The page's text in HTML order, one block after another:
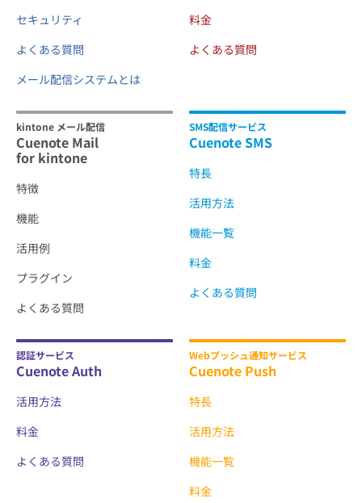
セキュリティ
よくある質問
メール配信システムとは
料金
よくある質問
kintone メール配信
Cuenote Mail
for kintone
特徴
機能
活用例
プラグイン
よくある質問
SMS配信サービス
Cuenote SMS
特長
活用方法
機能一覧
料金
よくある質問
認証サービス
Cuenote Auth
活用方法
料金
よくある質問
Webプッシュ通知サービス
Cuenote Push
特長
活用方法
機能一覧
料金